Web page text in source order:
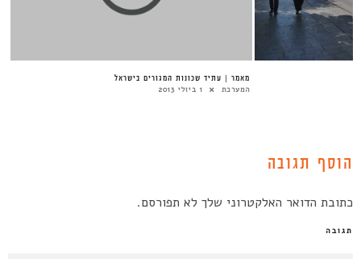
מאמר | עתיד שכונות המגורים בישראל
המערכת 1 ביולי 2013
הוסף תגובה
כתובת הדואר האלקטרוני שלך לא תפורסם.
תגובה